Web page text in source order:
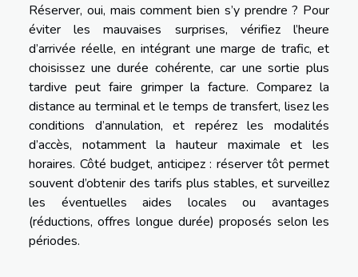
Réserver, oui, mais comment bien s’y prendre ? Pour
éviter les mauvaises surprises, vérifiez l’heure
d’arrivée réelle, en intégrant une marge de trafic, et
choisissez une durée cohérente, car une sortie plus
tardive peut faire grimper la facture. Comparez la
distance au terminal et le temps de transfert, lisez les
conditions d’annulation, et repérez les modalités
d’accès, notamment la hauteur maximale et les
horaires. Côté budget, anticipez : réserver tôt permet
souvent d’obtenir des tarifs plus stables, et surveillez
les éventuelles aides locales ou avantages
(réductions, offres longue durée) proposés selon les
périodes.